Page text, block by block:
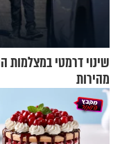
שינוי דרמטי
מהירות